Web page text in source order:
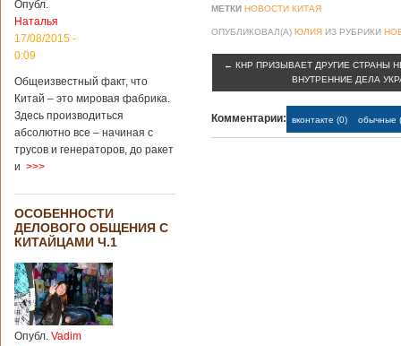
Опубл.
Наталья
17/08/2015 -
0:09
Общеизвестный факт, что
Китай – это мировая фабрика.
Здесь производиться
абсолютно все – начиная с
трусов и генераторов, до ракет
и >>>
ОСОБЕННОСТИ
ДЕЛОВОГО ОБЩЕНИЯ С
КИТАЙЦАМИ Ч.1
Опубл. Vadim
МЕТКИ НОВОСТИ КИТАЯ
ОПУБЛИКОВАЛ(А) ЮЛИЯ ИЗ РУБРИКИ
← КНР ПРИЗЫВАЕТ ДРУГИЕ СТРАНЫ
ВНУТРЕННИЕ ДЕЛА
Комментарии: вконтакте (0) обычные